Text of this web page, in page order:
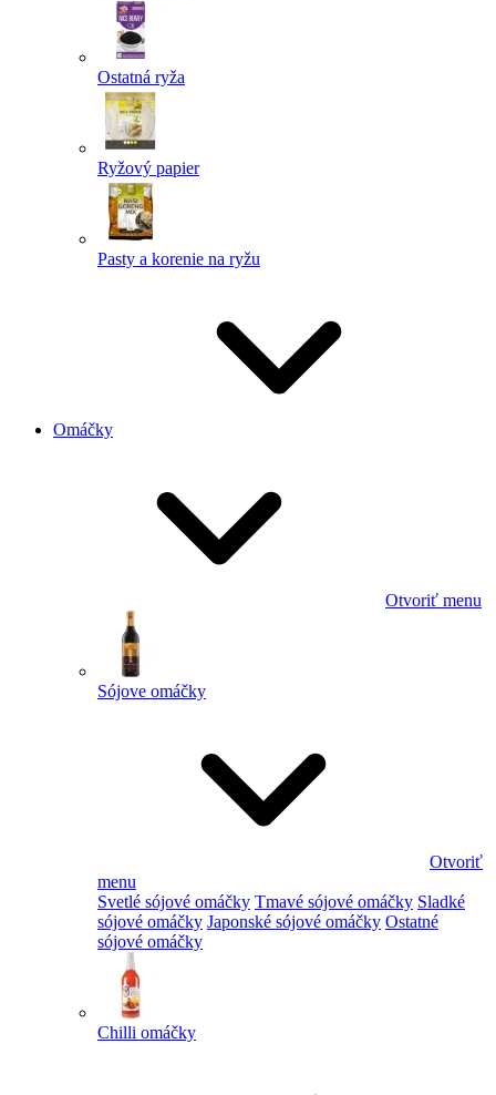
Ostatná ryža
Ryžový papier
Pasty a korenie na ryžu
Omáčky
Otvoriť menu
Sójove omáčky
Otvoriť
menu
Svetlé sójové omáčky Tmavé sójové omáčky Sladké
sójové omáčky Japonské sójové omáčky Ostatné
sójové omáčky
Chilli omáčky